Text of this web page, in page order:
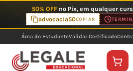
o
conteúdo
50% OFFno Pix, em qualquer
advocacia50COPIAR
Área do EstudanteValidar Certificado